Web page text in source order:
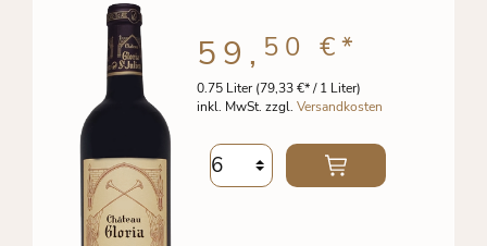
0.75 Liter(79,33 €* / 1 Liter)
inkl. MwSt. zzgl. Versandkosten
59, 50 €*